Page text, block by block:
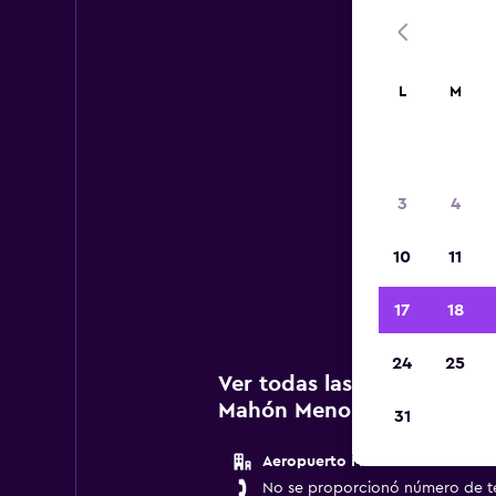
A
Ver todas las agencias de
Mahón Menorca
Aeropuerto Mahon
No se proporcionó número de
L M
3 4
10 11
17 18
24 25
31